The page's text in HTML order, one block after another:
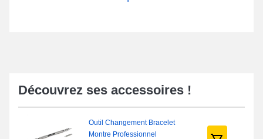
Découvrez ses accessoires !
Outil Changement Bracelet
Montre Professionnel